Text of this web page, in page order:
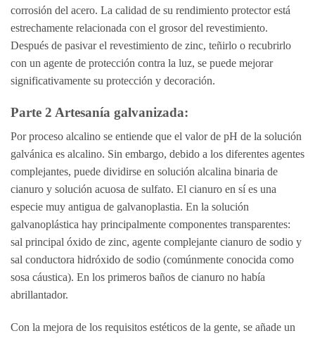
corrosión del acero. La calidad de su rendimiento protector está
estrechamente relacionada con el grosor del revestimiento.
Después de pasivar el revestimiento de zinc, teñirlo o recubrirlo
con un agente de protección contra la luz, se puede mejorar
significativamente su protección y decoración.
Parte 2 Artesanía galvanizada:
Por proceso alcalino se entiende que el valor de pH de la solución
galvánica es alcalino. Sin embargo, debido a los diferentes agentes
complejantes, puede dividirse en solución alcalina binaria de
cianuro y solución acuosa de sulfato. El cianuro en sí es una
especie muy antigua de galvanoplastia. En la solución
galvanoplástica hay principalmente componentes transparentes:
sal principal óxido de zinc, agente complejante cianuro de sodio y
sal conductora hidróxido de sodio (comúnmente conocida como
sosa cáustica). En los primeros baños de cianuro no había
abrillantador.
Con la mejora de los requisitos estéticos de la gente, se añade un